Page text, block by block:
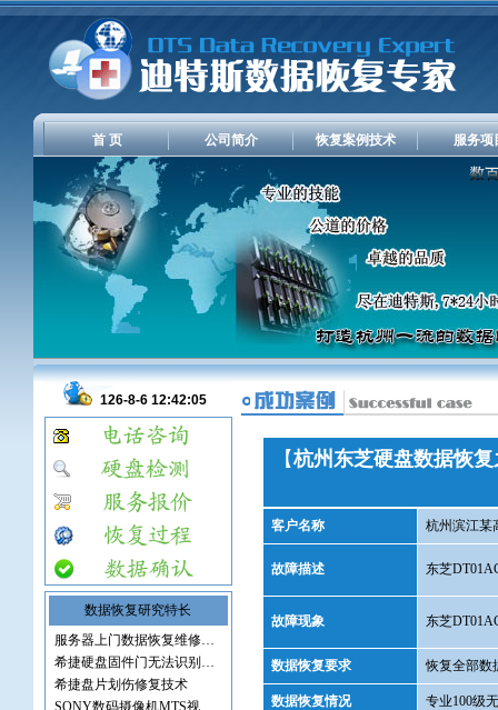
首 页 公司简介 恢复案例技术 服务项
126-8-6 12:42:05
数据恢复研究特长
服务器上门数据恢复维修服务
希捷硬盘固件门无法识别修复
希捷盘片划伤修复技术
SONY数码摄像机MTS视频文件
【杭州东芝硬盘数据恢
客户名称 杭州滨江某
故障描述 东芝
故障现象 东芝
数据恢复要求 恢复全部数
数据恢复情况 专业100级